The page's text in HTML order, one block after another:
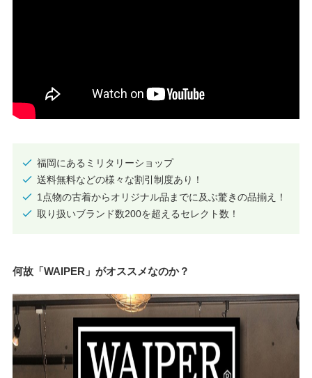
福岡にあるミリタリーショップ
送料無料などの様々な割引制度あり！
1点物の古着からオリジナル品までに及ぶ驚きの品揃え！
取り扱いブランド数200を超えるセレクト数！
何故「WAIPER」がオススメなのか？